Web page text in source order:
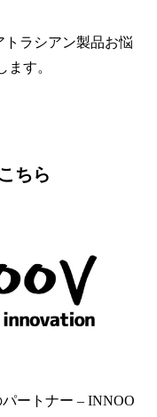
ラシアン製品お悩
す。
ちら
ートナー – INNOO